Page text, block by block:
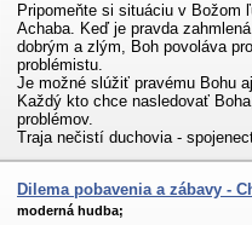
Pripomeňte si situáciu v Božom
Achaba. Keď je pravda
dobrým a zlým, Boh povoláva
problémistu.
Je možné slúžiť pravému Bohu
Každý kto chce nasledovať
problémov.
Traja nečistí duchovia -
Dilema pobavenia a zábavy -
moderná hudba;